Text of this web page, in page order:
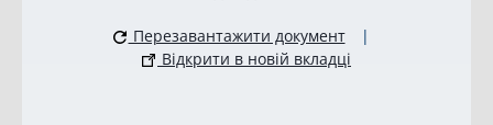
Перезавантажити документ
|
Відкрити в новій вкладці